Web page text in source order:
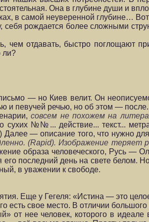
Она в глубине души и
в самой неуверенной глубине… Вот
себя рождается более сложными
чем отдавать, быстро поглощают
ли?
— но Киев велит. Он
и певучей речью, но об этом —
совсем не похожем на
сухих №№... действие... текст...
Далее — описание того, что нужно
(Rapid). Изображение теряет
образа человеческо­го, Русь —
его последний день на свете
в уважении к свободе.
Еще у Гегеля: «Истина — это
есть свое место. В отличии
от нее человек, ко­торого в